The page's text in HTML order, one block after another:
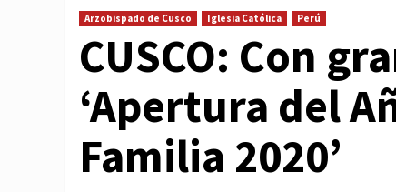
Arzobispado de Cusco Iglesia Católica Perú
CUSCO: Con
‘Apertura del
Familia 2020’